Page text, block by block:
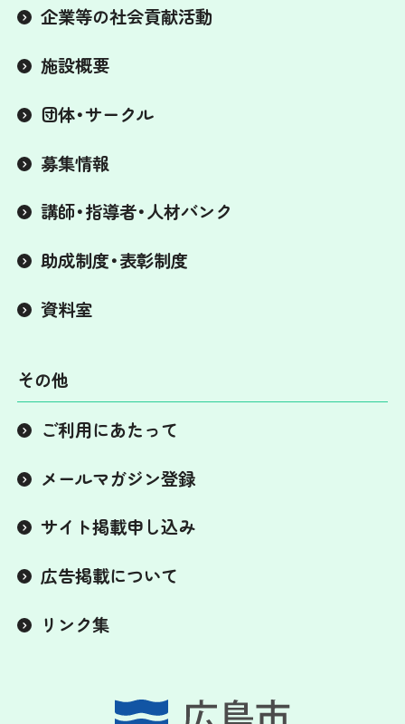
企業等の社会貢献活動
施設概要
団体・サークル
募集情報
講師・指導者・人材バンク
助成制度・表彰制度
資料室
その他
ご利用にあたって
メールマガジン登録
サイト掲載申し込み
広告掲載について
リンク集